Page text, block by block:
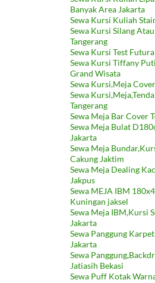
Banyak Area Jakarta
Sewa Kursi Kuliah
Sewa Kursi Silang
Tangerang
Sewa Kursi Test
Sewa Kursi Tiffany
Grand Wisata
Sewa Kursi,Meja
Sewa
Tangerang
Sewa Meja Bar Cover
Sewa Meja Bulat
Jakarta
Sewa Meja
Cakung Jaktim
Sewa Meja Dealing
Jakpus
Sewa MEJA IBM
Kuningan jaksel
Sewa Meja IBM,Kursi
Jakarta
Sewa Panggung
Jakarta
Sewa
Jatiasih Bekasi
Sewa Puff Kotak